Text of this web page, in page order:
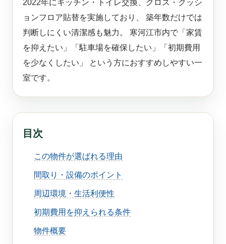
2022年にキッチン・トイレ交換、クロス・クッシ
ョンフロア貼替を実施しており、 築年数だけでは
判断しにくい清潔感も魅力。 寒河江市内で「家賃
を抑えたい」「駐車場を確保したい」「初期費用
を少なくしたい」 という方におすすめしやすい一
室です。
目次
この物件が選ばれる理由
間取り・設備のポイント
周辺環境・生活利便性
初期費用を抑えられる条件
物件概要